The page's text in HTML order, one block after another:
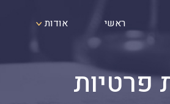
ראשי אודות
פרטיות